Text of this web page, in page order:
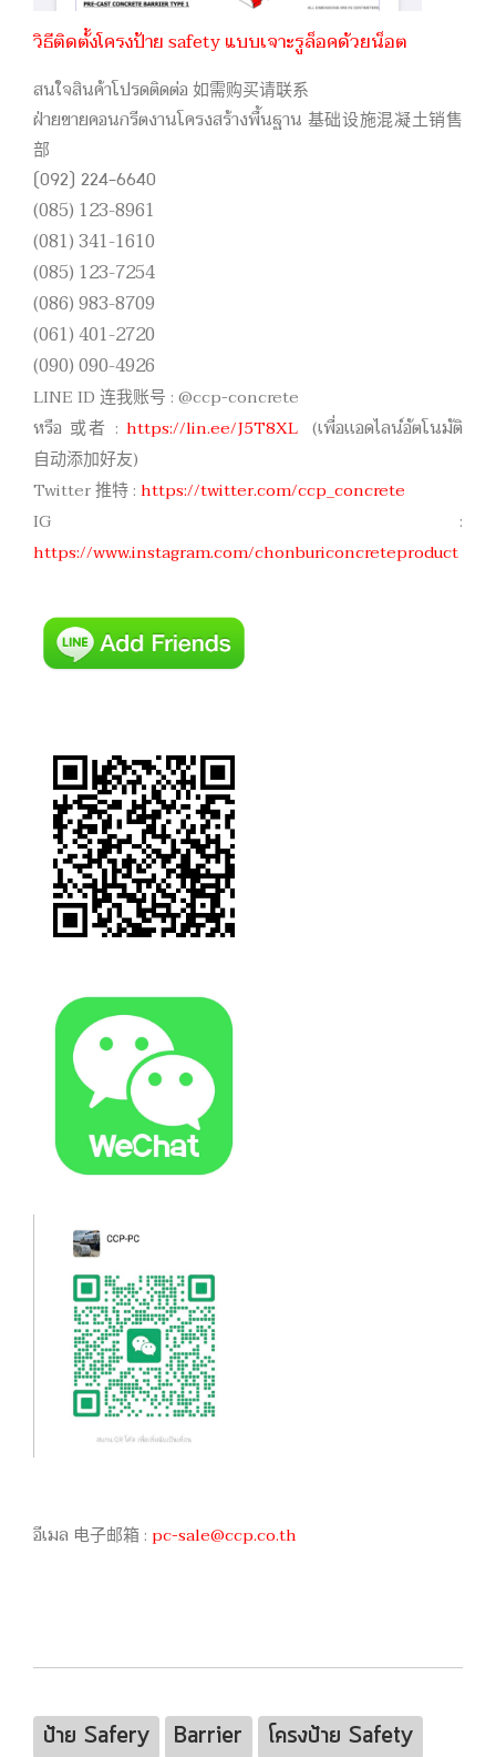
วิธีติดตั้งโครงป้าย safety แบบเจาะรูล็อคด้วยน็อต
สนใจสินค้าโปรดติดต่อ 如需购买请联系
ฝ่ายขายคอนกรีตงานโครงสร้างพื้นฐาน 基础设施混凝土销售
部
(092) 224-6640
(085) 123-8961
(081) 341-1610
(085) 123-7254
(086) 983-8709
(061) 401-2720
(090) 090-4926
LINE ID 连我账号 : @ccp-concrete
หรือ 或者 : https://lin.ee/J5T8XL(เพื่อเเอดไลน์อัตโนมัติ
自动添加好友)
Twitter 推特 :https://twitter.com/ccp_concrete
IG :
https://www.instagram.com/chonburiconcreteproduct
อีเมล 电子邮箱 : pc-sale@ccp.co.th
ป้าย Safery Barrier
โครงป้าย Safety